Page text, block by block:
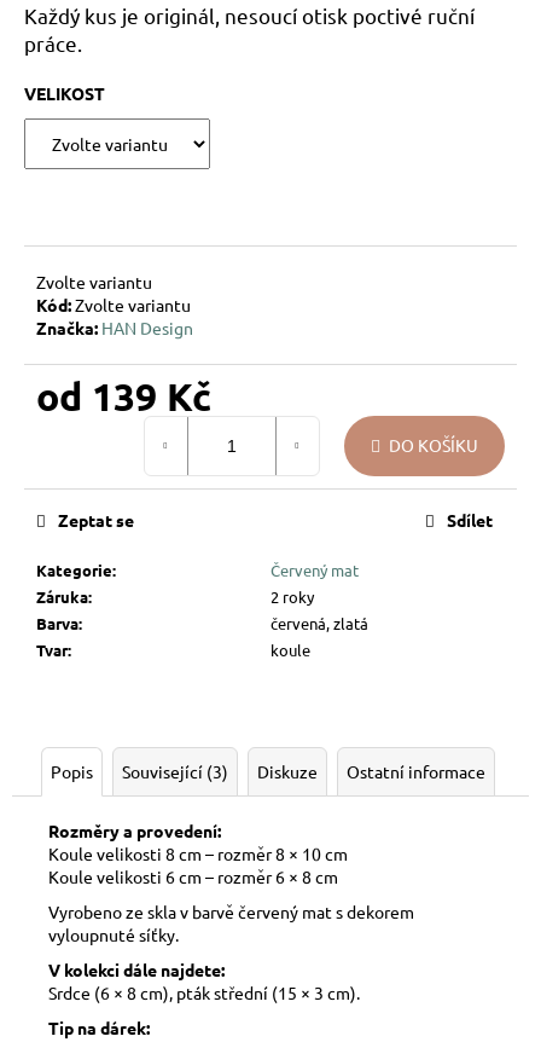
Každý kus je originál, nesoucí otisk poctivé ruční
práce.
VELIKOST
Zvolte variantu
Kód:Zvolte variantu
Značka: HAN Design
od 139 Kč
DO KOŠÍKU
Kategorie:
Červený mat
Záruka:
2 roky
Barva:
červená, zlatá
Tvar: koule
Zeptat se Sdílet
Popis Související (3) Diskuze Ostatní informace
Rozměry a provedení:
Koule velikosti 8 cm – rozměr 8 × 10 cm
Koule velikosti 6 cm – rozměr 6 × 8 cm
Vyrobeno ze skla v barvě červený mat s dekorem
vyloupnuté síťky.
V kolekci dále najdete:
Srdce (6 × 8 cm), pták střední (15 × 3 cm).
Tip na dárek:
j
e
m
e
VÁNOČNÍ
KOULE
KRESBA
139
Kč